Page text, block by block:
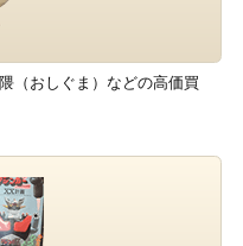
（おしぐま）などの高価買